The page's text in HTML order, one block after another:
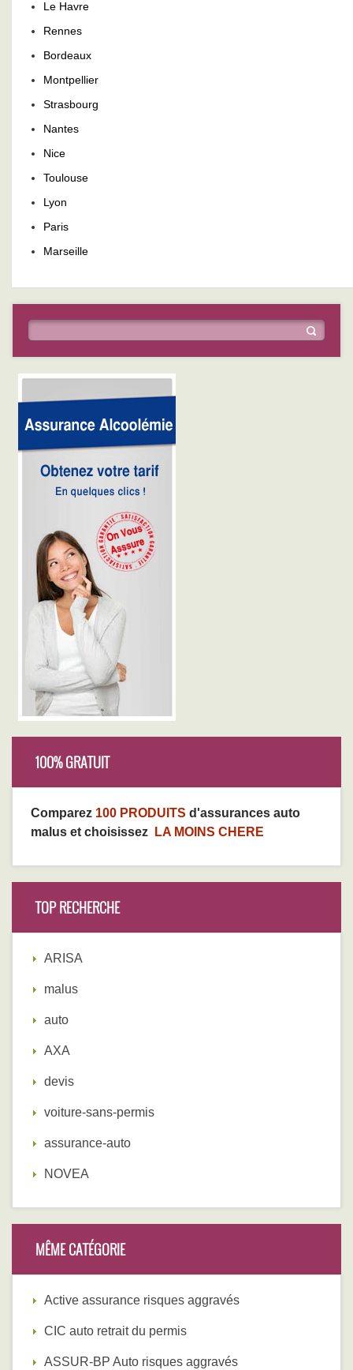
Le Havre
Rennes
Bordeaux
Montpellier
Strasbourg
Nantes
Nice
Toulouse
Lyon
Paris
Marseille
100% GRATUIT
Comparez 100 PRODUITS d'assurances auto
malus et choisissez
LA MOINS CHERE
TOP RECHERCHE
ARISA
malus
auto
AXA
devis
voiture-sans-permis
assurance-auto
NOVEA
MÊME CATÉGORIE
Active assurance risques aggravés
CIC auto retrait du permis
ASSUR-BP Auto risques aggravés